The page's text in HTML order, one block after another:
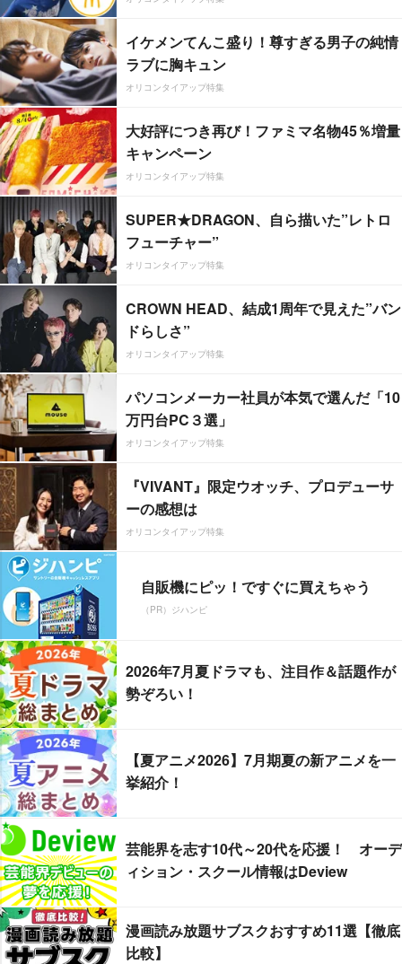
イケメンてんこ盛り！尊すぎる男子の純情
ラブに胸キュン
オリコンタイアップ特集
大好評につき再び！ファミマ名物45％増量
キャンペーン
オリコンタイアップ特集
SUPER★DRAGON、自ら描いた”レトロ
フューチャー”
オリコンタイアップ特集
CROWN HEAD、結成1周年で見えた”バン
ドらしさ”
オリコンタイアップ特集
パソコンメーカー社員が本気で選んだ「10
万円台PC３選」
オリコンタイアップ特集
『VIVANT』限定ウオッチ、プロデューサ
ーの感想は
オリコンタイアップ特集
自販機にピッ！ですぐに買えちゃう
（PR）ジハンピ
2026年7月夏ドラマも、注目作＆話題作が
勢ぞろい！
【夏アニメ2026】7月期夏の新アニメを一
挙紹介！
芸能界を志す10代～20代を応援！ オーデ
ィション・スクール情報はDeview
漫画読み放題サブスクおすすめ11選【徹底
比較】